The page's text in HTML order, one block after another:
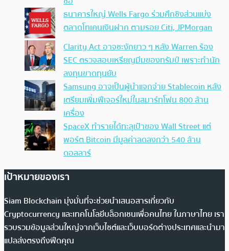
ธนาคารใหญ่ Wells Fargo ร่วมศึกชิงส่วนแบ่ง
ตลาดโทเคนเงินฝาก ตามรอย Citi, JPMorgan
Clarity Act อาจชะงักยาว ๆ หลัง Warren ร้อง
SEC ตรวจสอบเหรียญมีมของทรัมป์ เพราะทำนัก
ลงทุนขาดทุนยับ
Samsung อาจเป็นผู้นำแจกจ่าย Stablecoin หลัง
เตรียมเพิ่มฟีเจอร์ใหม่ในสมาร์ทโฟน 800 ล้าน
เครื่อง
SpaceX ทำรายได้ทะลุเป้าของ Wall Street แต่
พอร์ต Bitcoin มีมูลค่าลดลงกว่า 540 ล้าน
ดอลลาร์
เป้าหมายของเรา
Siam Blockchain มุ่งมั่นที่จะช่วยนำเสนอสารเกี่ยวกับ
Cryptocurrency และเทคโนโลยีบล็อกเชนเพื่อคนไทย ในภาษาไทย เรา
รวบรวมข้อมูลส่วนใหญ่จากเว็บไซต์และเว็บบอร์ดต่างประเทศและนำมา
แปลส่งตรงถึงฟีดคุณ